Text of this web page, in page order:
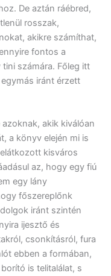
De aztán ráébred,
rosszak,
akikre számíthat,
fontos a
számára. Főleg itt
iránt érzett
akik kiválóan
a könyv elején mi is
kisváros
az, hogy egy fiú
egy lány
főszereplőnk
iránt szintén
ijesztő és
csonkításról, fura
ebben a formában,
is telitalálat, s